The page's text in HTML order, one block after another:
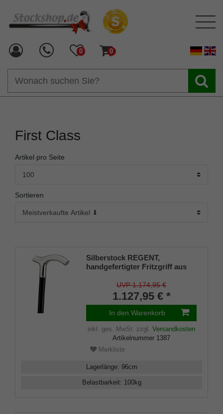
0 0
First Class
Artikel pro Seite
Sortieren
Silberstock REGENT,
handgefertigter Fritzgriff aus
mit Gravurplatten, Stock aus
echtem Makassar-Ebenholz,
Gummipuffer
UVP 1.174,95 €
1.127,95 € *
In den Warenkorb
inkl. ges. MwSt. zzgl. Versandkosten
Artikelnummer 1387
Merkliste
Lagerlänge: 96cm
Belastbarkeit: 100kg